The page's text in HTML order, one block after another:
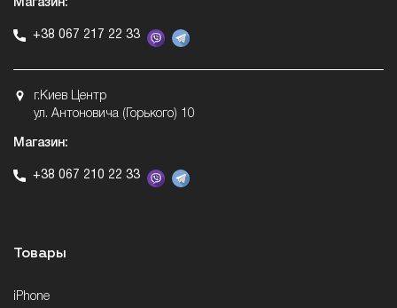
Магазин:
+38 067 217 22 33
г.Киев Центр
ул. Антоновича (Горького) 10
Магазин:
+38 067 210 22 33
Товары
iPhone